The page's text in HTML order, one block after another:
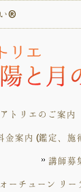
®️
アトリエのご案内
金案内 (鑑定、施
講師募
ーチューン リ